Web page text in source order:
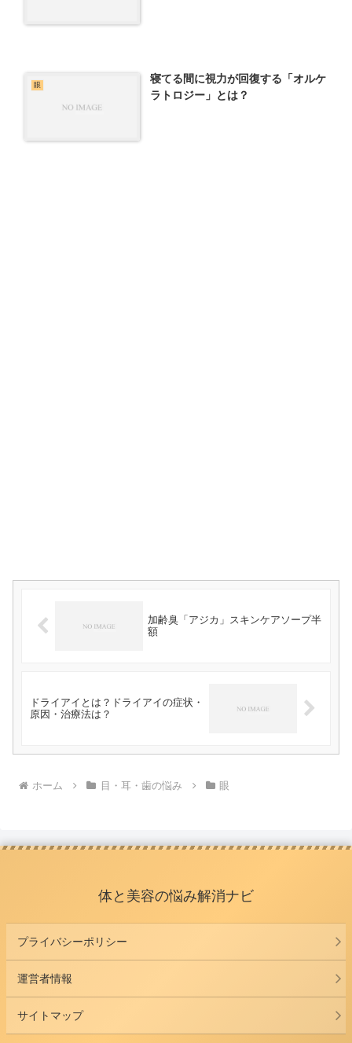
眼
寝てる間に視力が回復する「オルケ
ラトロジー」とは？
加齢臭「アジカ」スキンケアソープ半
額
ドライアイとは？ドライアイの症状・
原因・治療法は？
ホーム 目・耳・歯の悩み 眼
体と美容の悩み解消ナビ
プライバシーポリシー
運営者情報
サイトマップ